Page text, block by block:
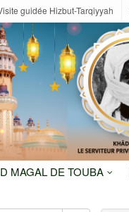
guidée Hizbut-Tarqiyyah
MAGAL DE TOUBA